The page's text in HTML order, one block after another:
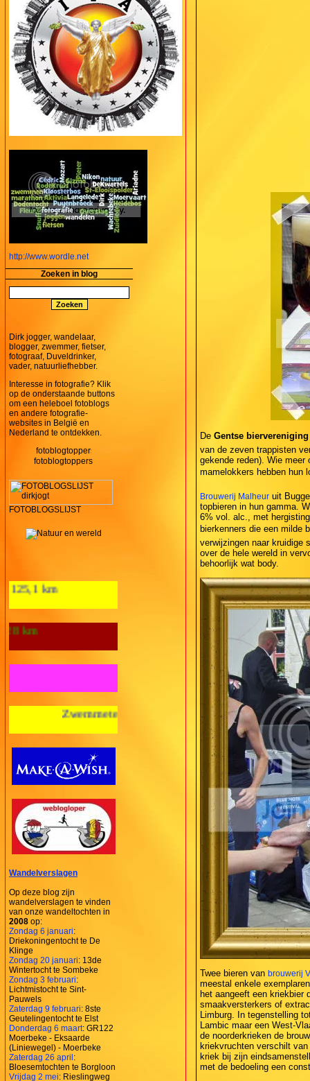
http://www.wordle.net
Zoeken in blog
Dirk jogger, wandelaar,
blogger, zwemmer, fietser,
fotograaf, Duveldrinker,
vader, natuurliefhebber.
Interesse in fotografie? Klik
op de onderstaande buttons
om een heleboel fotoblogs
en andere fotografie-
websites in België en
Nederland te ontdekken.
fotoblogtoppers
FOTOBLOGSLIJST
Aantal loopkm's 2012: 125,1 km
Wandelkilometers 2012: 28 km
2012: nul m
Wandelverslagen
Op deze blog zijn
wandelverslagen te vinden
van onze wandeltochten in
2008 op:
Zondag 6 januari:
Driekoningentocht te De
Klinge
Zondag 20 januari: 13de
Wintertocht te Sombeke
Zondag 3 februari:
Lichtmistocht te Sint-
Pauwels
Zaterdag 9 februari: 8ste
Geutelingentocht te Elst
Donderdag 6 maart: GR122
Moerbeke - Eksaarde
(Liniewegel) - Moerbeke
Zaterdag 26 april:
Bloesemtochten te Borgloon
Vrijdag 2 mei: Rieslingweg
De Gentse biervereniging
van de zeven trappisten
gekende reden). Wie
mamelokkers hebben
Brouwerij Malheur uit
topbieren in hun gamma.
6% vol. alc., met
bierkenners die een milde
verwijzingen naar kruidige
over de hele wereld in
behoorlijk wat body.
Twee bieren van brouwerij
meestal enkele
het aangeeft een kriekbier
smaakversterkers of
Limburg. In tegenstelling
Lambic maar een West-
de noorderkrieken de
kriekvruchten verschilt
kriek bij zijn
met de bedoeling een